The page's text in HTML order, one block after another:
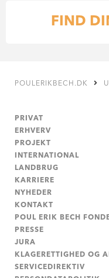
FIND
POULERIKBECH.DK
PRIVAT
ERHVERV
PROJEKT
INTERNATIONAL
LANDBRUG
KARRIERE
NYHEDER
KONTAKT
POUL ERIK BECH
PRESSE
JURA
KLAGERETTIGHED OG
SERVICEDIREKTIV